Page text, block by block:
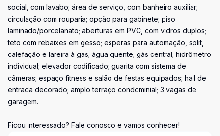
social, com lavabo; área de serviço, com banheiro auxiliar;
circulação com rouparia; opção para gabinete; piso
laminado/porcelanato; aberturas em PVC, com vidros duplos;
teto com rebaixes em gesso; esperas para automação, split,
calefação e lareira à gas; água quente; gás central; hidrômetro
individual; elevador codificado; guarita com sistema de
câmeras; espaço fitness e salão de festas equipados; hall de
entrada decorado; amplo terraço condominial; 3 vagas de
garagem.
Ficou interessado? Fale conosco e vamos conhecer!